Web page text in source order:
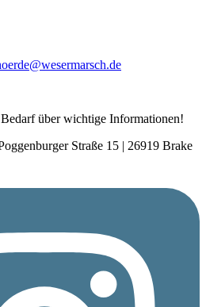
über wichtige Informationen!
Straße 15 | 26919 Brake